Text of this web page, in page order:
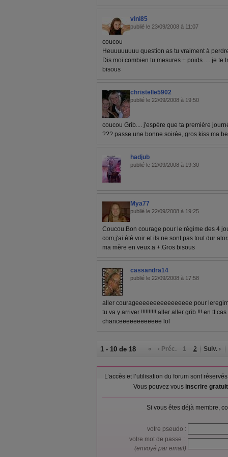
vini85
publié le 23/09/2008 à 11:07
coucou
Heuuuuuuuu question as tu vraiment à
Dis moi combien tu mesures + poids .... je te
bisous
christelle5902
publié le 22/09/2008 à 19:50
coucou Grib.... j'espère que ta première
??? passe une bonne soirée, gros kiss ma
hadjub
publié le 22/09/2008 à 19:30
Mya77
publié le 22/09/2008 à 19:25
Coucou.Bon courage pour le régime des 4
com,j'ai été voir et ils ne sont pas tout dur
ma mère en veux.a +.Gros bisous
cassandra14
publié le 22/09/2008 à 17:58
aller courageeeeeeeeeeeeeeee pour
tu va y arriver !!!!!!!!!! aller aller grib !!! en tt
chanceeeeeeeeeeee lol
1 - 10 de 18 « ‹ Préc. 1 2 Suiv. ›
L’accès et l’utilisation du forum sont
Vous pouvez vous inscrire
Si vous êtes déjà membre,
votre pseudo :
votre mot de passe :
(envoyé par email)